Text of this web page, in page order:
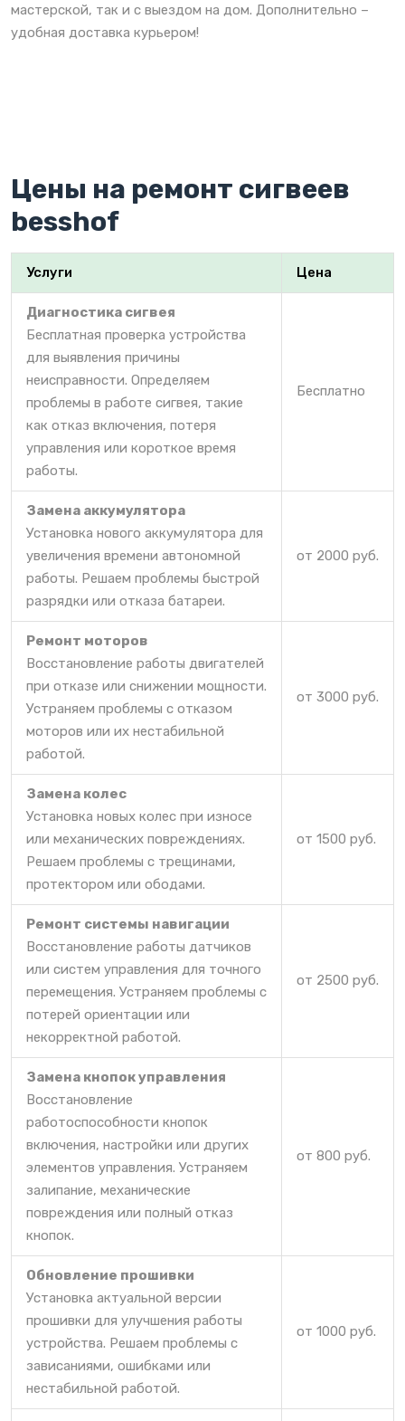
мастерской, так и с выездом на дом. Дополнительно –
удобная доставка курьером!
Цены на ремонт сигвеев
besshof
Услуги Цена
Диагностика сигвея
Бесплатная проверка устройства
для выявления причины
неисправности. Определяем
проблемы в работе сигвея, такие
как отказ включения, потеря
управления или короткое время
работы.
Бесплатно
Замена аккумулятора
Установка нового аккумулятора для
увеличения времени автономной
работы. Решаем проблемы быстрой
разрядки или отказа батареи.
от 2000 руб.
Ремонт моторов
Восстановление работы двигателей
при отказе или снижении мощности.
Устраняем проблемы с отказом
моторов или их нестабильной
работой.
от 3000 руб.
Замена колес
Установка новых колес при износе
или механических повреждениях.
Решаем проблемы с трещинами,
протектором или ободами.
от 1500 руб.
Ремонт системы навигации
Восстановление работы датчиков
или систем управления для точного
перемещения. Устраняем проблемы с
потерей ориентации или
некорректной работой.
от 2500 руб.
Замена кнопок управления
Восстановление
работоспособности кнопок
включения, настройки или других
элементов управления. Устраняем
залипание, механические
повреждения или полный отказ
кнопок.
от 800 руб.
Обновление прошивки
Установка актуальной версии
прошивки для улучшения работы
устройства. Решаем проблемы с
зависаниями, ошибками или
нестабильной работой.
от 1000 руб.